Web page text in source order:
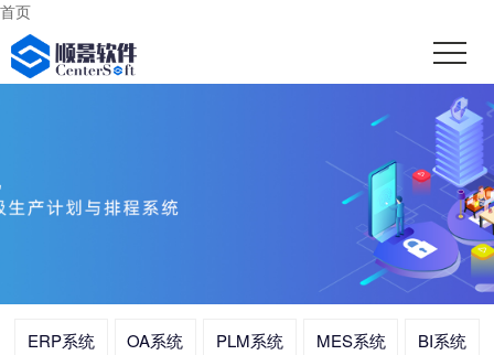
首页
ERP系统 OA系统 PLM系统 MES系统 BI系统